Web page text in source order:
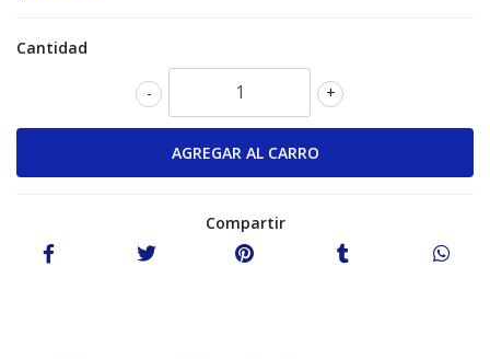
Cantidad
+
-
Compartir